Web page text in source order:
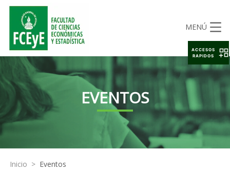
MENÚ
EVENTOS
Inicio > Eventos
ACCESOS
RAPIDOS